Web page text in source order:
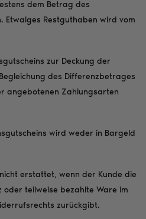
dem Betrag des
Etwaiges Restguthaben wird vom
zur Deckung der
des Differenzbetrages
angebotenen Zahlungsarten
wird weder in Bargeld
erstattet, wenn der Kunde die
oder teilweise bezahlte Ware im
zurückgibt.